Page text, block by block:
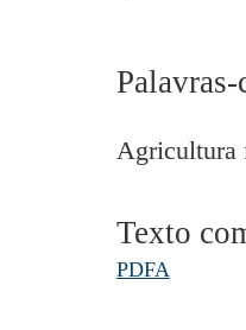
Palavras-
Agricultura
Texto
PDFA